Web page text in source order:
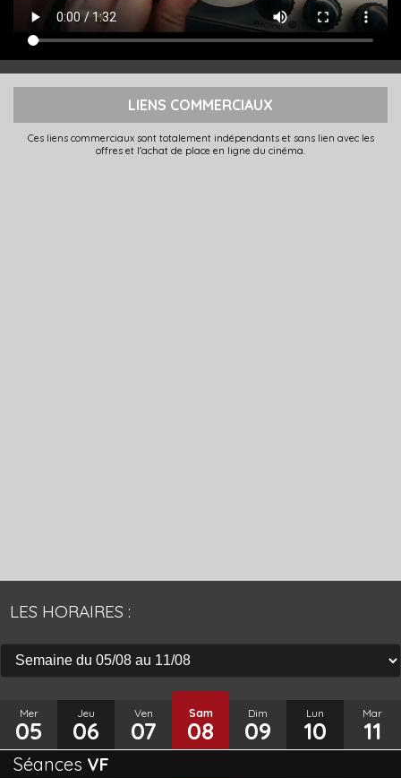
LIENS COMMERCIAUX
Ces liens commerciaux sont totalement indépendants et sans lien avec les
offres et l'achat de place en ligne du cinéma.
LES HORAIRES :
Mer
05
Jeu
06
Ven
07
Sam
08
Dim
09
Lun
10
Mar
11
Séances VF